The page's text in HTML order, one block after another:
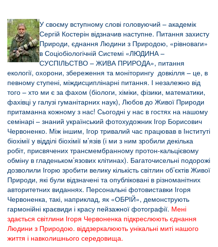
У своєму вступному слові головуючий – академік
Сергій Костерін відзначив наступне. Питання захисту
Природи, єднання Людини з Природою, «рівноваги»
в Соціобіологічній Системі «ЛЮДИНА –
СУСПІЛЬСТВО – ЖИВА ПРИРОДА», питання
екології, охорони, збереження та моніторингу довкілля – це, в
певному ступені, міждисциплінарні питання. І незалежно від
того – хто ми є за фахом (біологи, хіміки, фізики, математики,
фахівці у галузі гуманітарних наук), Любов до Живої Природи
притаманна кожному з нас! Сьогодні у нас в гостях на нашому
семінарі – знаний український фотохудожник Ігор Борисович
Червоненко. Між іншим, Ігор тривалий час працював в Інституті
біохімії у відділі біохімії м’язів (і ми з ним зробили декілька
робіт, присвячених трансмембранному протон-кальцієвому
обміну в гладеньком’язових клітинах). Багаточисельні подорожі
дозволили Ігорю зробити велику кількість світлин об’єктів Живої
Природи, які були відзначені та опубліковані в різноманітних
авторитетних виданнях. Персональні фотовиставки Ігоря
Червоненка, такі, наприклад, як «ОБРІЙ», демонструють
гармонійні краєвиди і красу пейзажної фотографії. Мені
здається світлини Ігоря Червоненка підкреслюють єднання
Людини з Природою. віддзеркалюють унікальні миті нашого
життя і навколишнього середовища.